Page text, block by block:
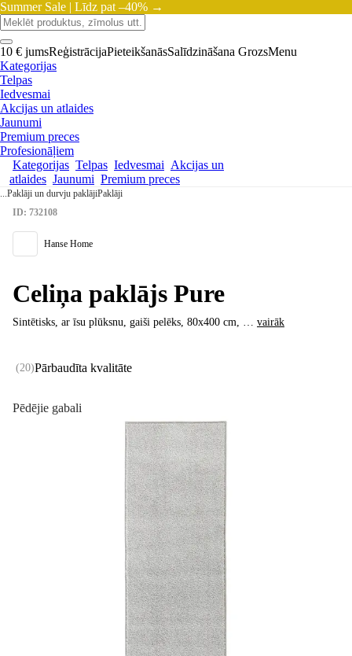
Summer Sale | Līdz pat –40% →
10 € jumsReģistrācijaPieteikšanāsSalīdzināšana GrozsMenu
Kategorijas
Telpas
Iedvesmai
Akcijas un atlaides
Jaunumi
Premium preces
Profesionāļiem
Kategorijas Telpas Iedvesmai Akcijas un
atlaides Jaunumi Premium preces
...Paklāji un durvju paklājiPaklāji
Pēdējie gabali
ID: 732108
Hanse Home
Celiņa paklājs Pure
Sintētisks, ar īsu plūksnu, gaiši pelēks, 80x400 cm, … vairāk
(20)Pārbaudīta kvalitāte